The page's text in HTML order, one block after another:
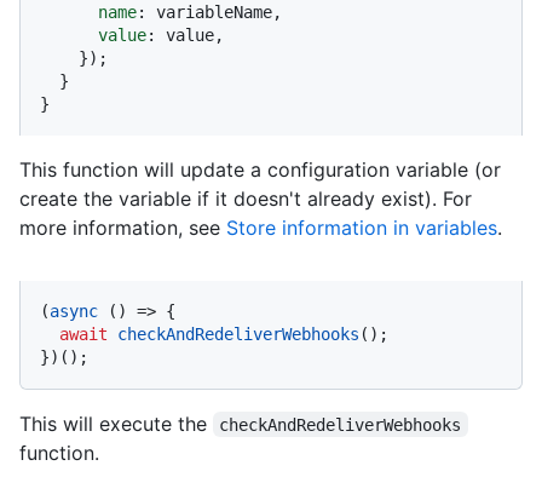
name: variableName,
value: value,
}
This function will update a configuration variable (or
create the variable if it doesn't already exist). For
more information, see Store information in variables.
(async () => {
await
checkAndRedeliverWebhooks ();
})();
This will execute the checkAndRedeliverWebhooks
function.